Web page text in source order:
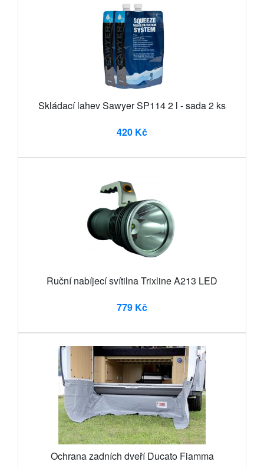
Skládací lahev Sawyer SP114 2 l - sada 2 ks
420 Kč
Ruční nabíjecí svítilna Trixline A213 LED
779 Kč
Ochrana zadních dveří Ducato Fiamma